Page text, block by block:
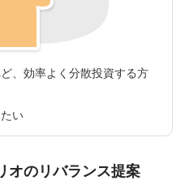
、効率よく分散投資する方
い
のリバランス提案